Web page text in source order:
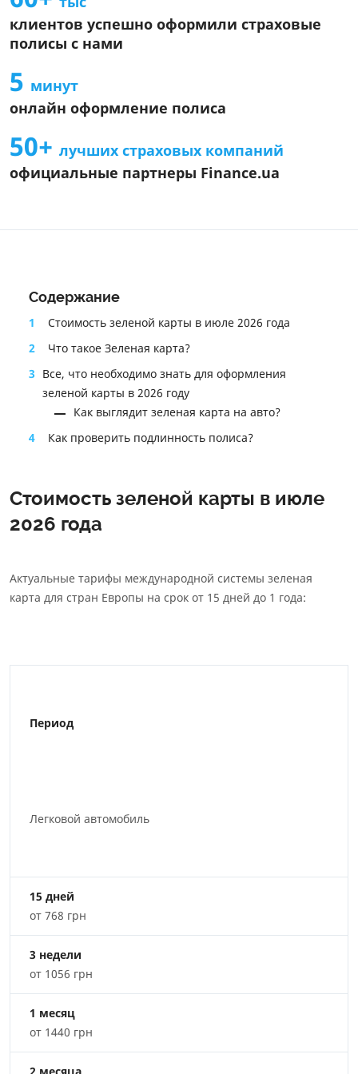
Общие условия страхового продукта
Информация об агенте
Информация про СК
Информационный документ о стандартном страховом
продукте
Информация о страховом продукте
клиентов успешно оформили страховые
полисы с нами
5 минут
онлайн оформление полиса
50+ лучших страховых компаний
официальные партнеры Finance.ua
Содержание
1
Стоимость зеленой карты в июле 2026 года
2
Что такое Зеленая карта?
3 Все, что необходимо знать для оформления
зеленой карты в 2026 году
Как выглядит зеленая карта на авто?
4
Как проверить подлинность полиса?
Стоимость зеленой карты в июле
2026 года
Актуальные тарифы международной системы зеленая
карта для стран Европы на срок от 15 дней до 1 года:
Период
Легковой автомобиль
15 дней
от 768 грн
3 недели
от 1056 грн
1 месяц
от 1440 грн
2 месяца